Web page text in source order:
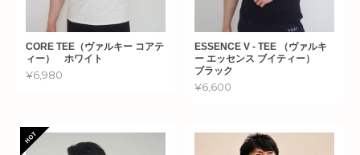
CORE TEE（ヴァルキー コアテ
ィー） ホワイト
¥6,980
ESSENCE V - TEE （ヴァルキ
ー エッセンス ブイティー）
ブラック
¥6,600